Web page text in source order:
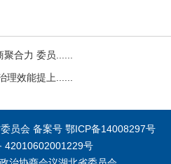
合力 委员......
理效能提上......
员会 备案号 鄂ICP备14008297号
42010602001229号